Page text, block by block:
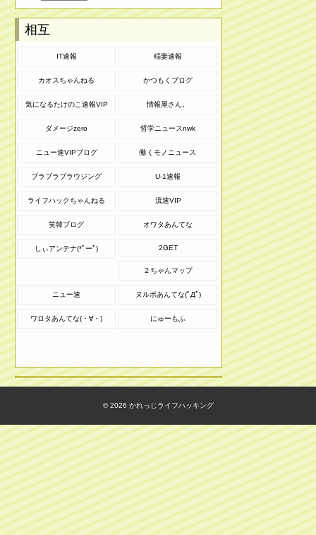
相互
IT速報 稲妻速報
カオスちゃんねる かつもくブログ
気になるたけのこ速報VIP 情報屋さん。
ダメージzero 哲学ニュースnwk
ニュー速VIPブログ 働くモノニュース
ブラブラブラウジング U-1速報
ライフハックちゃんねる 流速VIP
笑韓ブログ オワタあんてな
しぃアンテナ(*ﾟーﾟ) 2GET
２ちゃんマップ
ニュー速 ヌルポあんてな(ﾟДﾟ)
ワロタあんてな(・∀・) にゅーもふ
© 2026 かれっじライフハッキング